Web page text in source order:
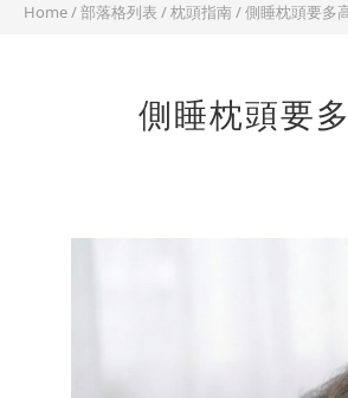
Home/部落格列表 /枕頭指南/側睡枕頭要多
側睡枕頭要